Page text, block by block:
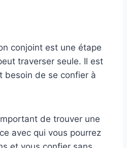
conjoint est une étape
traverser seule. Il est
besoin de se confier à
de trouver une
avec qui vous pourrez